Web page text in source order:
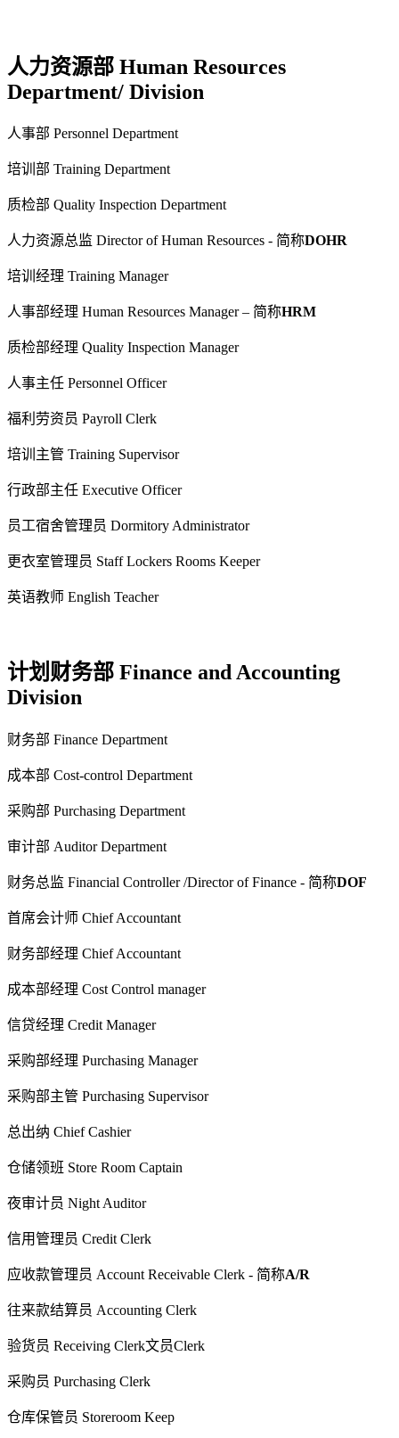
人力资源部 Human Resources
Department/ Division
人事部 Personnel Department
培训部 Training Department
质检部 Quality Inspection Department
人力资源总监 Director of Human Resources - 简称DOHR
培训经理 Training Manager
人事部经理 Human Resources Manager – 简称HRM
质检部经理 Quality Inspection Manager
人事主任 Personnel Officer
福利劳资员 Payroll Clerk
培训主管 Training Supervisor
行政部主任 Executive Officer
员工宿舍管理员 Dormitory Administrator
更衣室管理员 Staff Lockers Rooms Keeper
英语教师 English Teacher
计划财务部 Finance and Accounting
Division
财务部 Finance Department
成本部 Cost-control Department
采购部 Purchasing Department
审计部 Auditor Department
财务总监 Financial Controller /Director of Finance - 简称DOF
首席会计师 Chief Accountant
财务部经理 Chief Accountant
成本部经理 Cost Control manager
信贷经理 Credit Manager
采购部经理 Purchasing Manager
采购部主管 Purchasing Supervisor
总出纳 Chief Cashier
仓储领班 Store Room Captain
夜审计员 Night Auditor
信用管理员 Credit Clerk
应收款管理员 Account Receivable Clerk - 简称A/R
往来款结算员 Accounting Clerk
验货员 Receiving Clerk文员Clerk
采购员 Purchasing Clerk
仓库保管员 Storeroom Keep